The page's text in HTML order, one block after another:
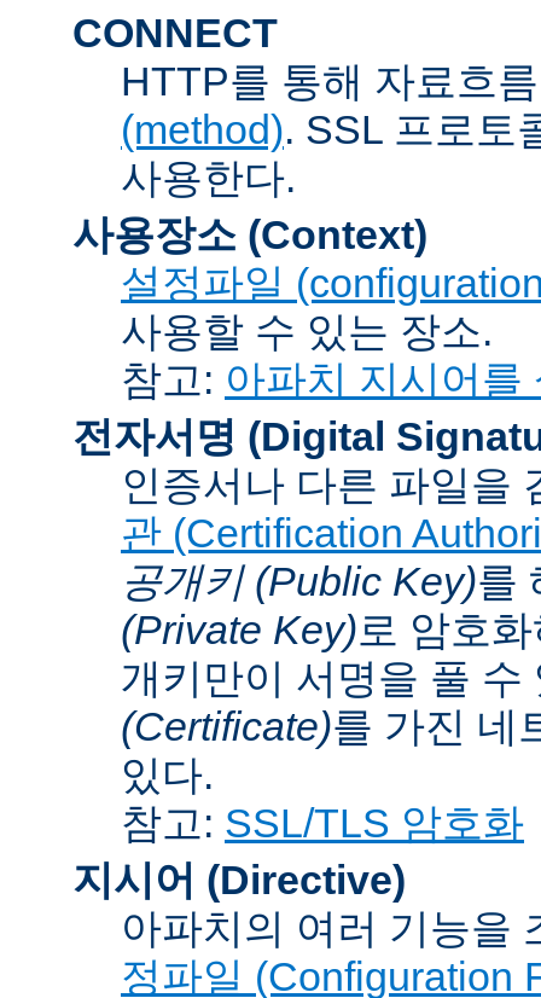
CONNECT
HTTP를 통해 자료흐
(method). SSL 프로토
사용한다.
사용장소 (Context)
설정파일
사용할 수 있는 장소.
참고: 아파치 지시어를
전자서명 (Digital
인증서나 다른 파일을
관 (Certification
공개키 (Public Key)를
(Private Key)로 암호
개키만이 서명을 풀
(Certificate)를 가진 네
있다.
참고: SSL/TLS 암호화
지시어 (Directive)
아파치의 여러 기능을
정파일 (Configuration